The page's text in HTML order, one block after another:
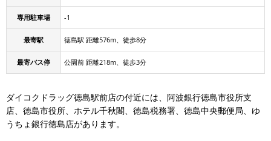
専用駐車場 -1
最寄駅 徳島駅 距離576m、徒歩8分
最寄バス停 公園前 距離218m、徒歩3分
ダイコクドラッグ徳島駅前店の付近には、阿波銀行徳島市役所支
店、徳島市役所、ホテル千秋閣、徳島税務署、徳島中央郵便局、ゆ
うちょ銀行徳島店があります。